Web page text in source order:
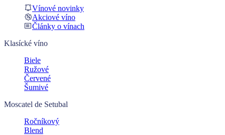
Vínové novinky
Akciové víno
Články o vínach
Klasícké víno
Biele
Ružové
Červené
Šumivé
Moscatel de Setubal
Ročníkový
Blend